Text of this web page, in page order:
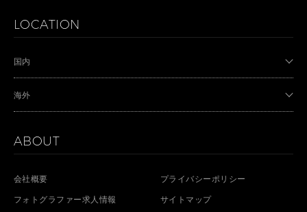
LOCATION
国内
海外
ABOUT
会社概要
プライバシーポリシー
フォトグラファー求人情報
サイトマップ